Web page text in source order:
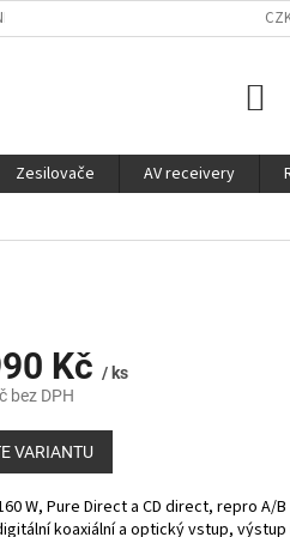
SLUŽBY
Zesilovače AV receivery
Kč / ks
bez DPH
VARIANTU
W, Pure Direct a CD direct, repro A/B
koaxiální a optický vstup,